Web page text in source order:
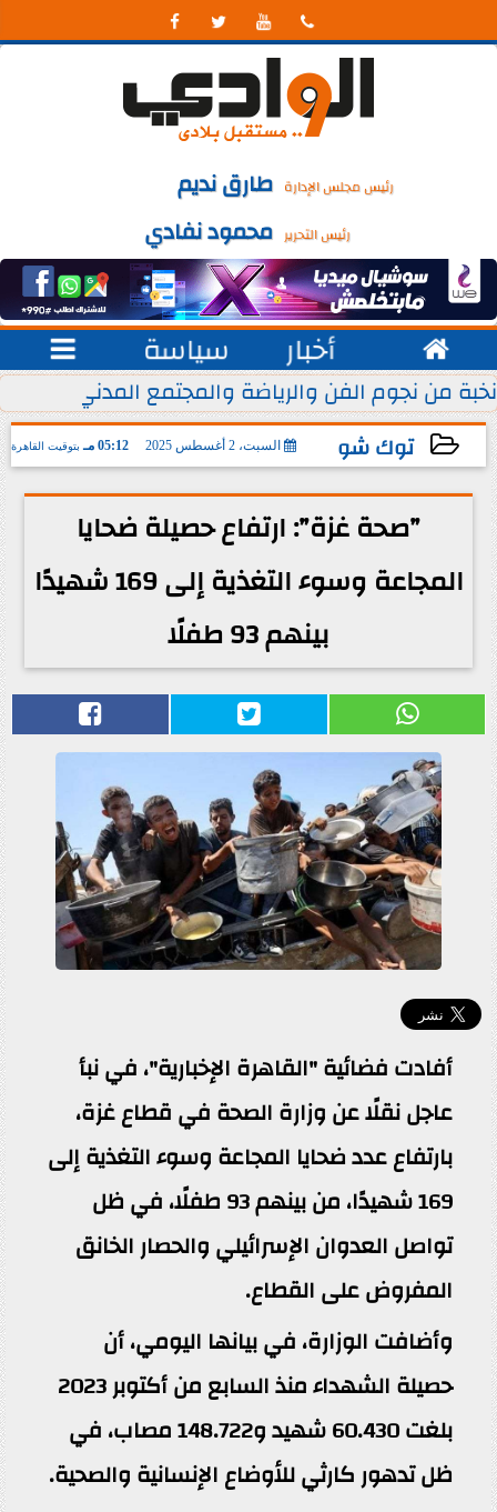
   
رئيس مجلس الإدارة طارق نديم
رئيس التحرير محمود نفادي
 أخبار سياسة 
مسلسل ”...
نخبة من نجوم الفن والرياضة والمجتمع المدني..
توك شو السبت، 2 أغسطس 2025 05:12 مـ بتوقيت القاهرة
2025-08-02 17:12:42
”صحة غزة”: ارتفاع حصيلة ضحايا
المجاعة وسوء التغذية إلى 169 شهيدًا
بينهم 93 طفلًا
أفادت فضائية "القاهرة الإخبارية"، في نبأ
عاجل نقلًا عن وزارة الصحة في قطاع غزة،
بارتفاع عدد ضحايا المجاعة وسوء التغذية إلى
169 شهيدًا، من بينهم 93 طفلًا، في ظل
تواصل العدوان الإسرائيلي والحصار الخانق
المفروض على القطاع.
وأضافت الوزارة، في بيانها اليومي، أن
حصيلة الشهداء منذ السابع من أكتوبر 2023
بلغت 60.430 شهيد و148.722 مصاب، في
ظل تدهور كارثي للأوضاع الإنسانية والصحية.